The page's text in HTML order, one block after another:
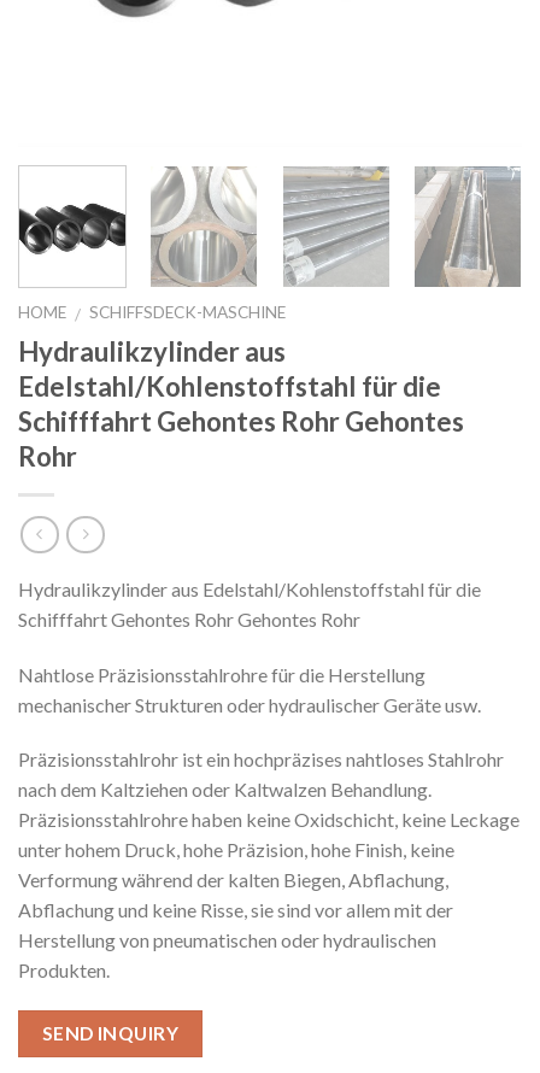
HOME / SCHIFFSDECK-MASCHINE
Hydraulikzylinder aus
Edelstahl/Kohlenstoffstahl für die
Schifffahrt Gehontes Rohr Gehontes
Rohr
Hydraulikzylinder aus Edelstahl/Kohlenstoffstahl für die
Schifffahrt Gehontes Rohr Gehontes Rohr
Nahtlose Präzisionsstahlrohre für die Herstellung
mechanischer Strukturen oder hydraulischer Geräte usw.
Präzisionsstahlrohr ist ein hochpräzises nahtloses Stahlrohr
nach dem Kaltziehen oder Kaltwalzen Behandlung.
Präzisionsstahlrohre haben keine Oxidschicht, keine Leckage
unter hohem Druck, hohe Präzision, hohe Finish, keine
Verformung während der kalten Biegen, Abflachung,
Abflachung und keine Risse, sie sind vor allem mit der
Herstellung von pneumatischen oder hydraulischen
Produkten.
SEND INQUIRY